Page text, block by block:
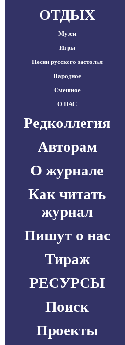
ОТДЫХ
Музеи
Игры
Песни русского застолья
Народное
Смешное
О НАС
Редколлегия
Авторам
О журнале
Как читать
журнал
Пишут о нас
Тираж
РЕСУРСЫ
Поиск
Проекты